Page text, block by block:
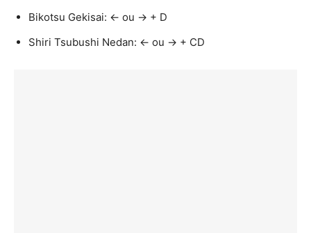
Bikotsu Gekisai: ← ou → + D
Shiri Tsubushi Nedan: ← ou → + CD